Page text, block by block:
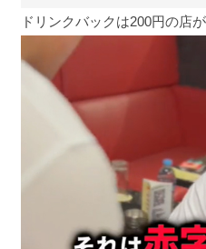
ドリンクバックは200円の店